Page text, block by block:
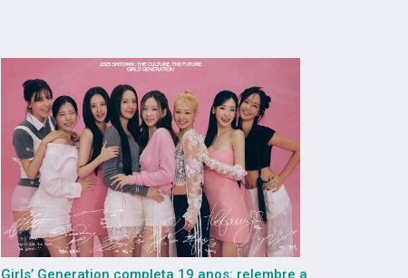
Girls’ Generation completa 19 anos: relembre a